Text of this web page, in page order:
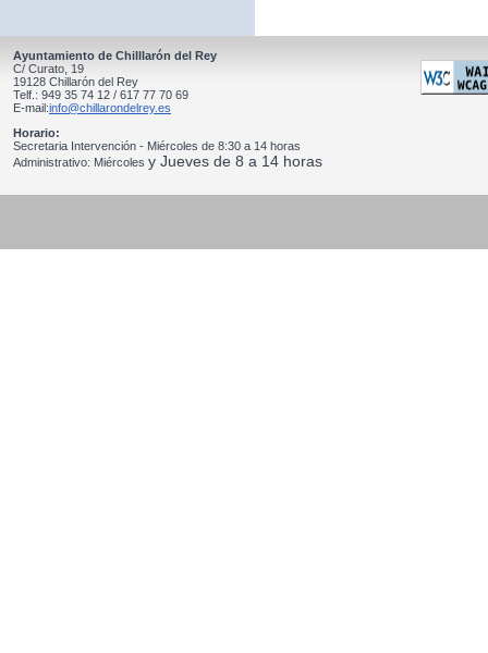
Ayuntamiento de Chilllarón del Rey
C/ Curato, 19
19128 Chillarón del Rey
Telf.: 949 35 74 12 / 617 77 70 69
E-mail:info@chillarondelrey.es
Horario:
Secretaria Intervención - Miércoles de 8:30 a 14 horas
Administrativo: Miércoles y Jueves de 8 a 14 horas